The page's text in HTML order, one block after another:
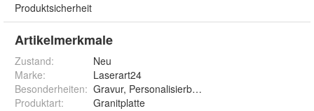
Produktsicherheit
Artikelmerkmale
Zustand:
Neu
Marke:
Laserart24
Besonderheiten: Gravur, Personalisierbar, Wasserfest
Produktart: Granitplatte